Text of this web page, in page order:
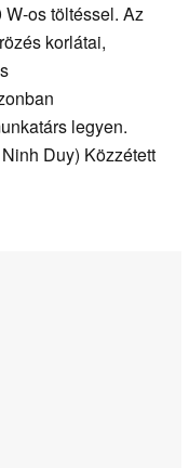
os töltéssel. Az
korlátai,
legyen.
Duy) Közzétett